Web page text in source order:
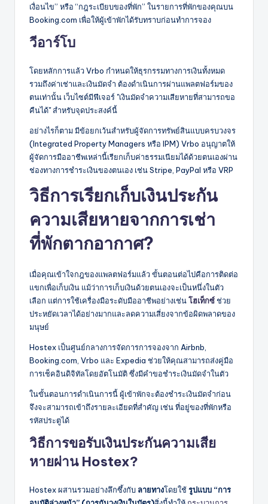
เงื่อนไข” หรือ “กฎระเบียบของที่พัก” ในรายการที่พักของคุณบน
Booking.com เพื่อให้ผู้เข้าพักได้รับทราบก่อนทำการจอง
วีอาร์โบ
โดยหลักการแล้ว Vrbo กำหนดให้ธุรกรรมทางการเงินทั้งหมด
รวมถึงค่าเช่าและเงินมัดจำ ต้องดำเนินการผ่านแพลตฟอร์มของ
ตนเท่านั้น เว็บไซต์มีฟีเจอร์ "เงินมัดจำความเสียหายที่สามารถขอ
คืนได้" สำหรับจุดประสงค์นี้
อย่างไรก็ตาม มีข้อยกเว้นสำหรับผู้จัดการทรัพย์สินแบบครบวงจร
(Integrated Property Managers หรือ IPM) Vrbo อนุญาตให้
ผู้จัดการมืออาชีพเหล่านี้เรียกเก็บค่าธรรมเนียมได้ด้วยตนเองผ่าน
ช่องทางการชำระเงินของตนเอง เช่น Stripe, PayPal หรือ VRP
วิธีการเรียกเก็บเงินประกัน
ความเสียหายจากการเช่า
ที่พักตากอากาศ?
เมื่อคุณเข้าใจกฎของแพลตฟอร์มแล้ว ขั้นตอนต่อไปคือการติดต่อ
แขกเพื่อเก็บเงิน แม้ว่าการเก็บเงินด้วยตนเองจะเป็นหนึ่งในตัว
เลือก แต่การใช้เครื่องมือระดับมืออาชีพอย่างเช่นโฮเท็กซ์ช่วย
ประหยัดเวลาได้อย่างมากและลดความเสี่ยงจากข้อผิดพลาดของ
มนุษย์
Hostex เป็นศูนย์กลางการจัดการการจองจาก Airbnb,
Booking.com, Vrbo และ Expedia ช่วยให้คุณสามารถส่งคู่มือ
การเช็คอินดิจิทัลโดยอัตโนมัติ ซึ่งมีคำขอชำระเงินมัดจำในตัว
ในขั้นตอนการดำเนินการนี้ ผู้เข้าพักจะต้องชำระเงินมัดจำก่อน
จึงจะสามารถเข้าถึงรายละเอียดที่สำคัญ เช่น ที่อยู่ของที่พักหรือ
รหัสประตูได้
วิธีการขอรับเงินประกันความเสีย
หายผ่าน Hostex?
Hostex ผสานรวมอย่างลึกซึ้งกับ ลายทางโดยใช้รูปแบบ “การ